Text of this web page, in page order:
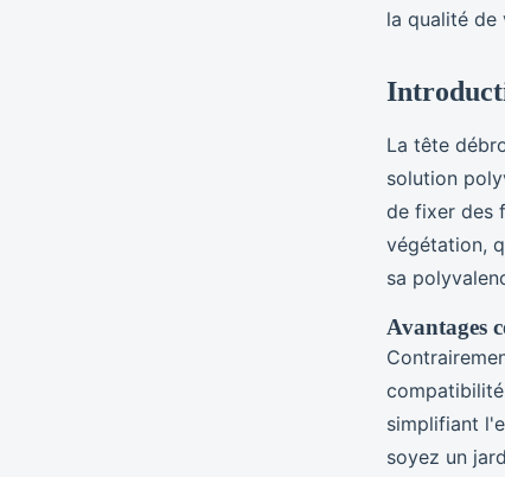
la qualité de
La tête
solution
de fixer des
végétation,
sa
Avantages
simplifiant
soyez un